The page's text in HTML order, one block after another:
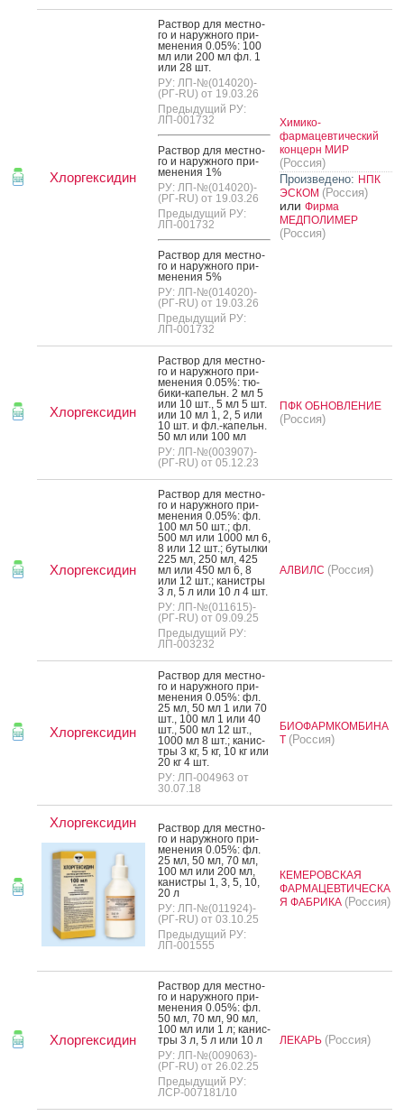
Хлоргексидин
Рас­твор для мес­тно­
го и на­руж­но­го при­
мене­ния 0.05%: 100
мл или 200 мл фл. 1
или 28 шт.
РУ: ЛП-№(014020)-
(РГ-RU) от 19.03.26
Предыдущий РУ:
ЛП-001732
Рас­твор для мес­тно­
го и на­руж­но­го при­
мене­ния 1%
РУ: ЛП-№(014020)-
(РГ-RU) от 19.03.26
Предыдущий РУ:
ЛП-001732
Рас­твор для мес­тно­
го и на­руж­но­го при­
мене­ния 5%
РУ: ЛП-№(014020)-
(РГ-RU) от 19.03.26
Предыдущий РУ:
ЛП-001732
Химико-
фармацевтический
концерн МИР
(Россия)
Произведено: НПК
ЭСКОМ (Россия)
или Фирма
МЕДПОЛИМЕР
(Россия)
Хлоргексидин
Рас­твор для мес­тно­
го и на­руж­но­го при­
мене­ния 0.05%: тю­
бики-ка­пельн. 2 мл 5
или 10 шт., 5 мл 5 шт.
или 10 мл 1, 2, 5 или
10 шт. и фл.-ка­пельн.
50 мл или 100 мл
РУ: ЛП-№(003907)-
(РГ-RU) от 05.12.23
ПФК ОБНОВЛЕНИЕ
(Россия)
Хлоргексидин
Рас­твор для мес­тно­
го и на­руж­но­го при­
мене­ния 0.05%: фл.
100 мл 50 шт.; фл.
500 мл или 1000 мл 6,
8 или 12 шт.; бу­тыл­ки
225 мл, 250 мл, 425
мл или 450 мл 6, 8
или 12 шт.; ка­нис­тры
3 л, 5 л или 10 л 4 шт.
РУ: ЛП-№(011615)-
(РГ-RU) от 09.09.25
Предыдущий РУ:
ЛП-003232
АЛВИЛС (Россия)
Хлоргексидин
Рас­твор для мес­тно­
го и на­руж­но­го при­
мене­ния 0.05%: фл.
25 мл, 50 мл 1 или 70
шт., 100 мл 1 или 40
шт., 500 мл 12 шт.,
1000 мл 8 шт.; ка­нис­
тры 3 кг, 5 кг, 10 кг или
20 кг 4 шт.
РУ: ЛП-004963 от
30.07.18
БИОФАРМКОМБИНА
Т (Россия)
Хлоргексидин
Рас­твор для мес­тно­
го и на­руж­но­го при­
мене­ния 0.05%: фл.
25 мл, 50 мл, 70 мл,
100 мл или 200 мл,
ка­нис­тры 1, 3, 5, 10,
20 л
РУ: ЛП-№(011924)-
(РГ-RU) от 03.10.25
Предыдущий РУ:
ЛП-001555
КЕМЕРОВСКАЯ
ФАРМАЦЕВТИЧЕСКА
Я ФАБРИКА (Россия)
Хлоргексидин
Рас­твор для мес­тно­
го и на­руж­но­го при­
мене­ния 0.05%: фл.
50 мл, 70 мл, 90 мл,
100 мл или 1 л; ка­нис­
тры 3 л, 5 л или 10 л
РУ: ЛП-№(009063)-
(РГ-RU) от 26.02.25
Предыдущий РУ:
ЛСР-007181/10
ЛЕКАРЬ (Россия)